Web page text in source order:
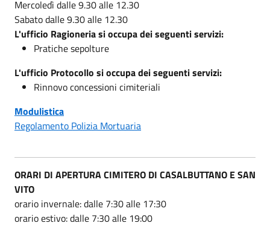
Mercoledì dalle 9.30 alle 12.30
Sabato dalle 9.30 alle 12.30
L'ufficio Ragioneria si occupa dei seguenti servizi:
Pratiche sepolture
L'ufficio Protocollo si occupa dei seguenti servizi:
Rinnovo concessioni cimiteriali
Modulistica
Regolamento Polizia Mortuaria
ORARI DI APERTURA CIMITERO DI CASALBUTTANO E SAN
VITO
orario invernale: dalle 7:30 alle 17:30
orario estivo: dalle 7:30 alle 19:00